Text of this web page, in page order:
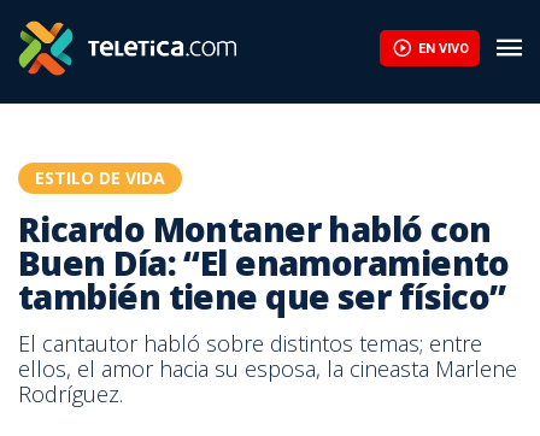
EN VIVO
ESTILO DE VIDA
Ricardo Montaner habló con
Buen Día: “El enamoramiento
también tiene que ser físico”
El cantautor habló sobre distintos temas; entre
ellos, el amor hacia su esposa, la cineasta Marlene
Rodríguez.